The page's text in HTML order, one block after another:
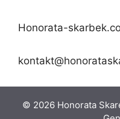
Honorata-
© 2026 Honorata